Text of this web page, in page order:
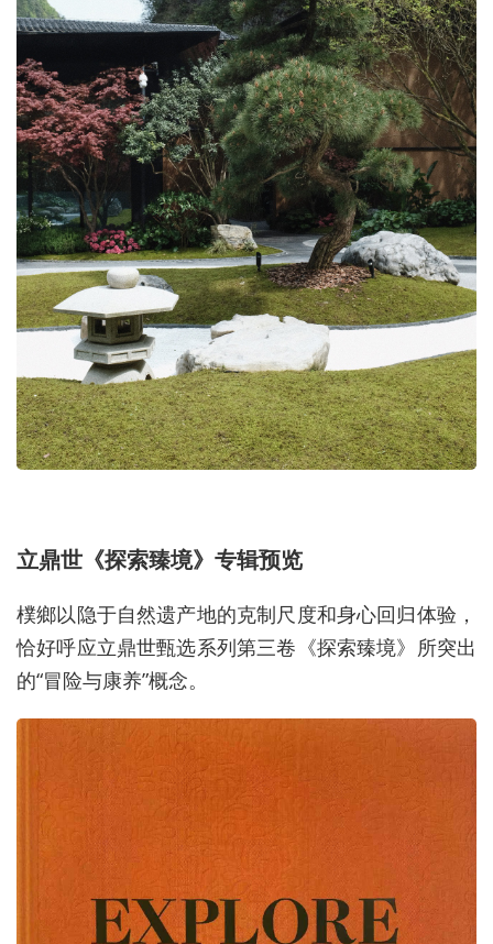
立鼎世《探索臻境》专辑预览
樸鄉以隐于自然遗产地的克制尺度和身心回归体验，
恰好呼应立鼎世甄选系列第三卷《探索臻境》所突出
的“冒险与康养”概念。